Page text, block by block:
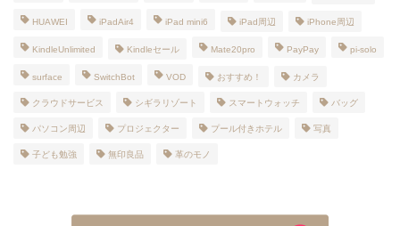
HUAWEI iPadAir4 iPad mini6 iPad周辺 iPhone周辺
KindleUnlimited Kindleセール Mate20pro PayPay pi-solo
surface SwitchBot VOD おすすめ！ カメラ
クラウドサービス シギラリゾート スマートウォッチ バッグ
パソコン周辺 プロジェクター プール付きホテル 写真
子ども勉強 無印良品 革のモノ